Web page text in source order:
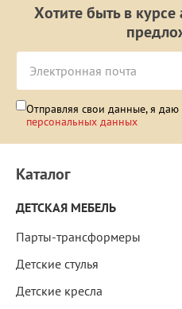
Хотите быть в
Отправляя свои данные, я даю
персональных данных
Каталог
ДЕТСКАЯ МЕБЕЛЬ
Парты-трансформеры
Детские стулья
Детские кресла